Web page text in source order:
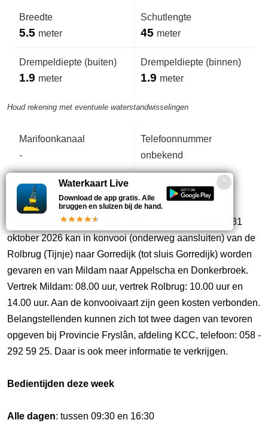
Breedte
5.5 meter
Schutlengte
45 meter
Drempeldiepte (buiten)
1.9 meter
Drempeldiepte (binnen)
1.9 meter
Houd rekening met eventuele waterstandwisselingen
Marifoonkanaal
-
Telefoonnummer
onbekend
Geen opmerkingen
Opmerking:Konvooivaart najaar 2026: Op zaterdag 31
oktober 2026 kan in konvooi (onderweg aansluiten) van de
Rolbrug (Tijnje) naar Gorredijk (tot sluis Gorredijk) worden
gevaren en van Mildam naar Appelscha en Donkerbroek.
Vertrek Mildam: 08.00 uur, vertrek Rolbrug: 10.00 uur en
14.00 uur. Aan de konvooivaart zijn geen kosten verbonden.
Belangstellenden kunnen zich tot twee dagen van tevoren
opgeven bij Provincie Fryslân, afdeling KCC, telefoon: 058 -
292 59 25. Daar is ook meer informatie te verkrijgen.
Bedientijden deze week
Alle dagen: tussen 09:30 en 16:30
Waterkaart Live
Download de app gratis. Alle
bruggen en sluizen bij de hand.